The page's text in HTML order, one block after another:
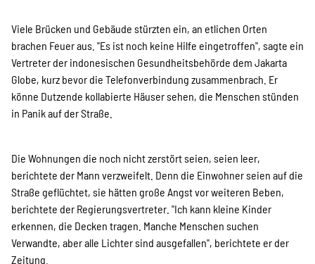
english
Indonesian
Suche
Viele Brücken und Gebäude stürzten ein, an etlichen Orten
brachen Feuer aus. "Es ist noch keine Hilfe eingetroffen", sagte ein
Vertreter der indonesischen Gesundheitsbehörde dem Jakarta
Globe, kurz bevor die Telefonverbindung zusammenbrach. Er
könne Dutzende kollabierte Häuser sehen, die Menschen stünden
in Panik auf der Straße.
Die Wohnungen die noch nicht zerstört seien, seien leer,
berichtete der Mann verzweifelt. Denn die Einwohner seien auf die
Straße geflüchtet, sie hätten große Angst vor weiteren Beben,
berichtete der Regierungsvertreter. "Ich kann kleine Kinder
erkennen, die Decken tragen. Manche Menschen suchen
Verwandte, aber alle Lichter sind ausgefallen", berichtete er der
Zeitung.